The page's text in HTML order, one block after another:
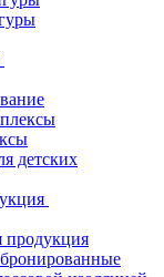
детских
продукция